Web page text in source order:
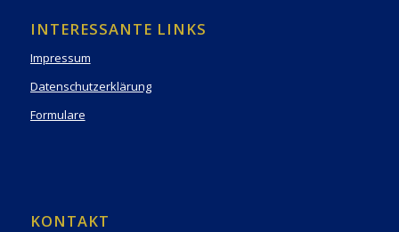
INTERESSANTE LINKS
Impressum
Datenschutzerklärung
Formulare
KONTAKT